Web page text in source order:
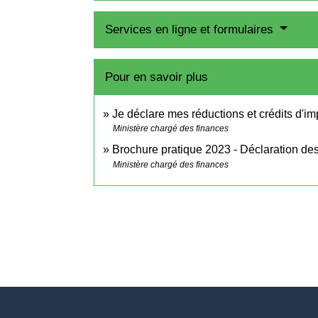
Services en ligne et formulaires
Pour en savoir plus
Je déclare mes réductions et crédits
Ministère chargé des finances
Brochure pratique 2023 - Déclaration
Ministère chargé des finances